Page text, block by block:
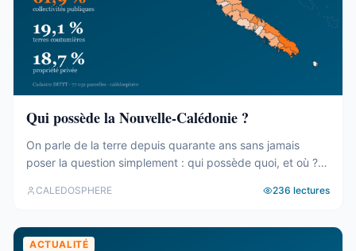
Qui possède la Nouvelle-Calédonie ?
On parle de la terre depuis quarante ans sans jamais
poser la question simplement : qui possède quoi, et où ?
agrégé ses 77 031 parcelles. Le résultat tient en trois
CALEDOSPHERE 236 lectures
ACTUALITÉ